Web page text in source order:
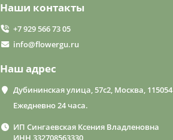
Наши контакты
+7 929 566 73 05
info@flowergu.ru
Наш адрес
Дубининская улица, 57с2, Москва, 115054
Ежедневно 24 часа.
ИП Сингаевская Ксения Владленовна
ИНН 332708563330